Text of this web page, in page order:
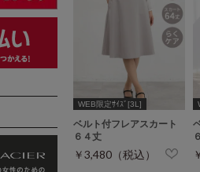
WEB限定ｻｲｽﾞ[3L]
ベルト付フレアスカート
６４丈
￥3,480（税込）